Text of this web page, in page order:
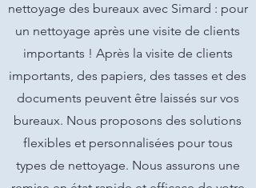
nettoyage des bureaux avec Simard : pour
un nettoyage après une visite de clients
importants ! Après la visite de clients
importants, des papiers, des tasses et des
documents peuvent être laissés sur vos
bureaux. Nous proposons des solutions
flexibles et personnalisées pour tous
types de nettoyage. Nous assurons une